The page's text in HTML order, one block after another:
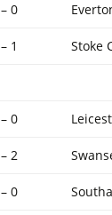
0
1 Stoke
0
2
0